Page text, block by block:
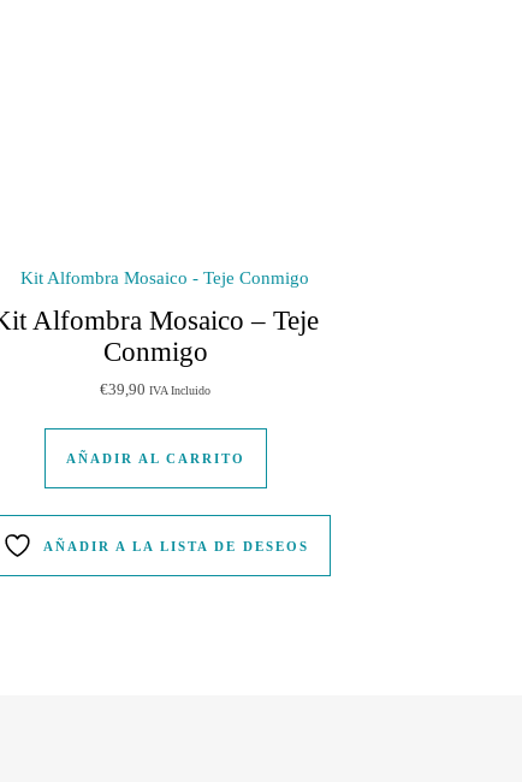
de producto
Alfombra Mosaico – Teje
Conmigo
€39,90 IVA Incluido
AÑADIR AL CARRITO
AÑADIR A LA LISTA DE DESEOS